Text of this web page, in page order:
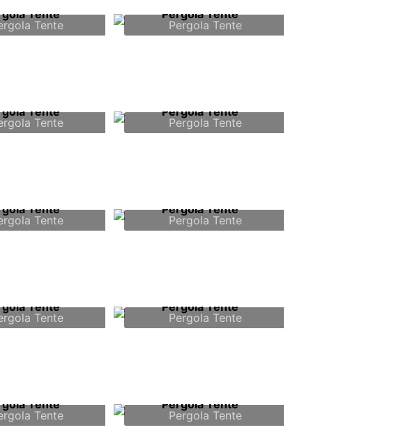
Tente Pergola Tente
Tente Pergola Tente
Tente Pergola Tente
Tente Pergola Tente
Tente Pergola Tente